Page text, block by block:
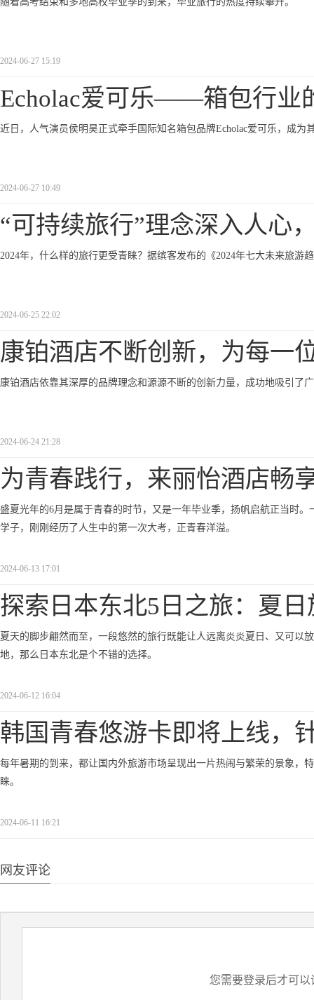
2024-06-27 15:19
Echolac爱可乐——箱包行业
近日，人气演员侯明昊正式牵手国际知名箱包品牌Echolac爱可乐，成为
2024-06-27 10:49
“可持续旅行”理念深入人心
2024年，什么样的旅行更受青睐？据缤客发布的《2024年七大未来旅
2024-06-25 22:02
康铂酒店不断创新，为每一
康铂酒店依靠其深厚的品牌理念和源源不断的创新力量，成功地吸引了
2024-06-24 21:28
为青春践行，来丽怡酒店畅
盛夏光年的6月是属于青春的时节，又是一年毕业季，扬帆启航正当时
学子，刚刚经历了人生中的第一次大考，正青春洋溢。
2024-06-13 17:01
探索日本东北5日之旅：夏日
夏天的脚步翩然而至，一段悠然的旅行既能让人远离炎炎夏日、又可以
地，那么日本东北是个不错的选择。
2024-06-12 16:04
韩国青春悠游卡即将上线，
每年暑期的到来，都让国内外旅游市场呈现出一片热闹与繁荣的景象，
睐。
2024-06-11 16:21
网友评论
您需要登录后才可以